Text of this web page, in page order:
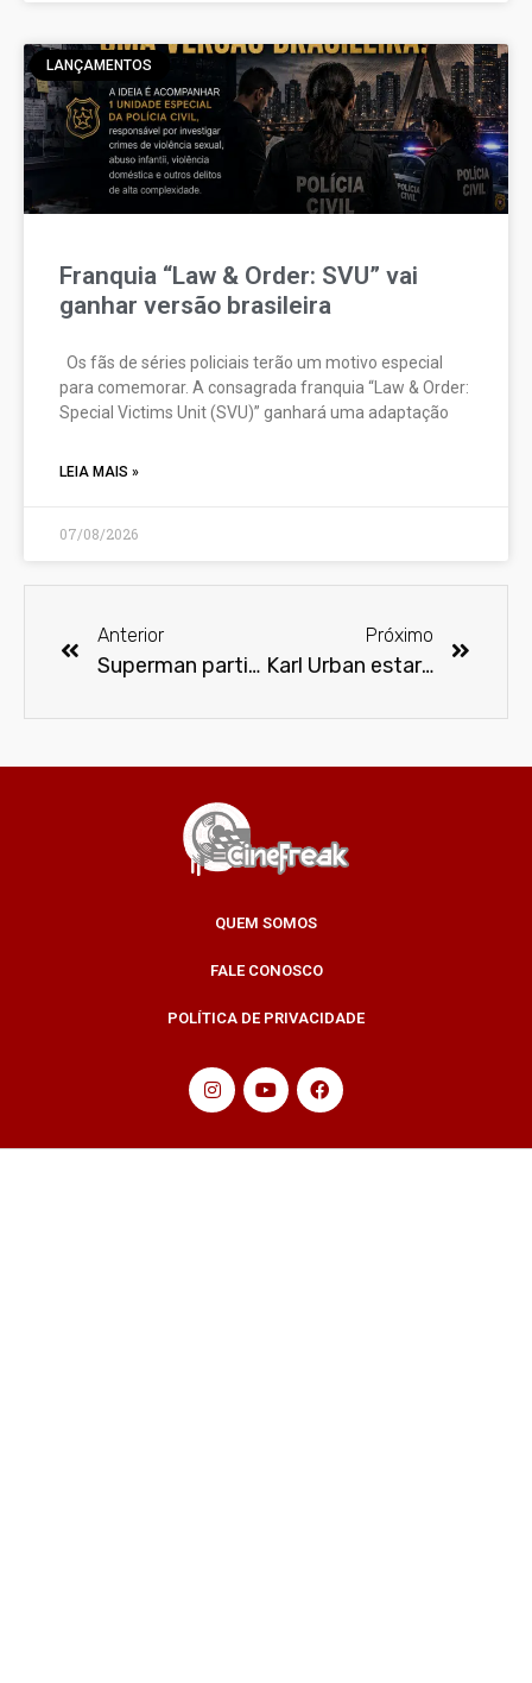
LANÇAMENTOS
Franquia “Law & Order: SVU” vai
ganhar versão brasileira
Os fãs de séries policiais terão um motivo especial
para comemorar. A consagrada franquia “Law & Order:
Special Victims Unit (SVU)” ganhará uma adaptação
LEIA MAIS »
07/08/2026
Anterior
Superman participará da estreia da segunda temporada de Supergirl
Próximo
Karl Urban estará na CCXP 2016
QUEM SOMOS
FALE CONOSCO
POLÍTICA DE PRIVACIDADE